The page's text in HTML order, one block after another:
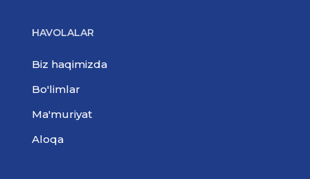
HAVOLALAR
Biz haqimizda
Bo'limlar
Ma'muriyat
Aloqa